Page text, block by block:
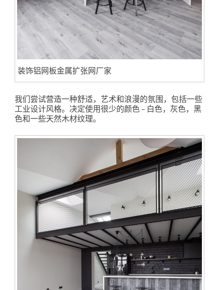
装饰铝网板金属扩张网厂家
我们尝试营造一种舒适，艺术和浪漫的氛围，包括一些
工业设计风格。决定使用很少的颜色 – 白色，灰色，黑
色和一些天然木材纹理。